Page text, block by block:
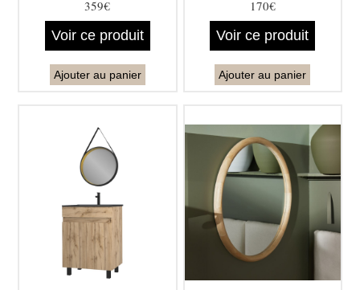
359€
Voir ce produit
Ajouter au panier
170€
Voir ce produit
Ajouter au panier